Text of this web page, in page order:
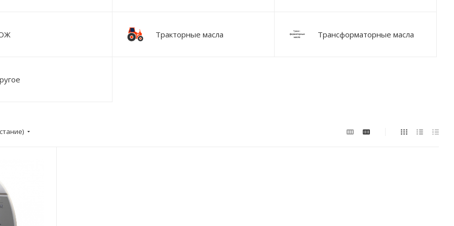
Тракторные масла Трансформаторные масла